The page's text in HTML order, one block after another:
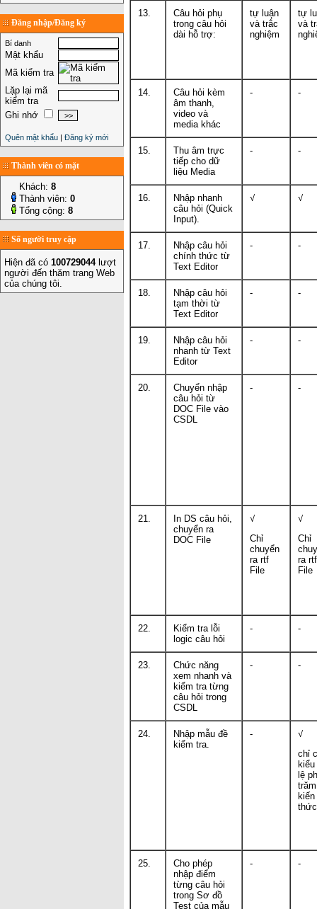
Đăng nhập/Đăng ký
Bí danh
Mật khẩu
Mã kiểm tra
Lặp lại mã
kiểm tra
Ghi nhớ
Quên mật khẩu | Đăng ký mới
Thành viên có mặt
Khách: 8
Thành viên: 0
Tổng cộng: 8
Số người truy cập
Hiện đã có 100729044 lượt
người đến thăm trang Web
của chúng tôi.
13.
Câu hỏi phụ
trong câu hỏi
dài hỗ trợ:
tự luận
và trắc
nghiệm
tự
và
14.
Câu hỏi kèm
âm thanh,
video và
media khác
- -
15.
Thu âm trực
tiếp cho dữ
liệu Media
- -
16.
Nhập nhanh
câu hỏi (Quick
Input).
√ √
17.
Nhập câu hỏi
chính thức từ
Text Editor
- -
18.
Nhập câu hỏi
tạm thời từ
Text Editor
- -
19.
Nhập câu hỏi
nhanh từ Text
Editor
- -
20.
Chuyển nhập
câu hỏi từ
DOC File vào
CSDL
- -
21.
In DS câu hỏi,
chuyển ra
DOC File
√
Chỉ
chuyển
ra rtf
File
√
Chỉ
ra rtf
File
22.
Kiểm tra lỗi
logic câu hỏi
- -
23.
Chức năng
xem nhanh và
kiểm tra từng
câu hỏi trong
CSDL
- -
24.
Nhập mẫu đề
kiểm tra.
-
√
chỉ
lệ
trăm
kiến
thức
25.
Cho phép
nhập điểm
từng câu hỏi
trong Sơ đồ
Test của mẫu
- -